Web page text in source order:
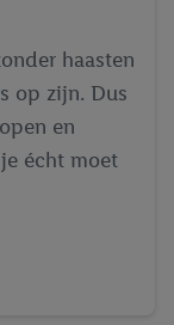
haasten
op zijn. Dus
en
écht moet